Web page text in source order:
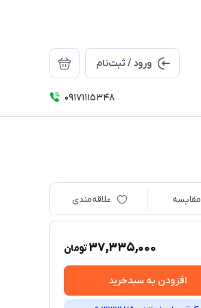
ورود / ثبت‌نام
09171115348
مقایسه علاقه‌مندی
37,335,000تومان
افزودن به سبدخرید